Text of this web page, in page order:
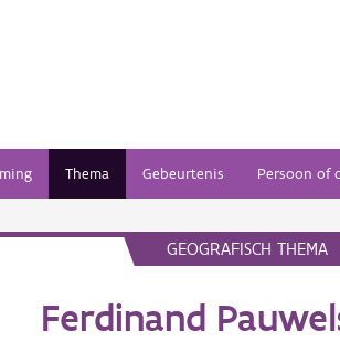
Thema Gebeurtenis Persoon of
GEOGRAFISCH THEMA
Ferdinand